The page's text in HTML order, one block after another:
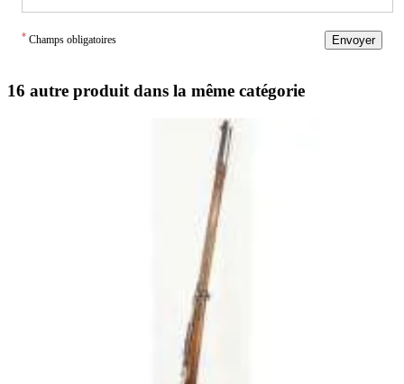
* Champs obligatoires Envoyer
16 autre produit dans la même catégorie